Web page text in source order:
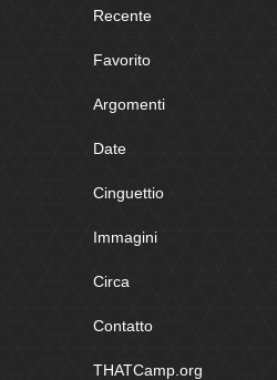
Recente
Favorito
Argomenti
Date
Cinguettio
Immagini
Circa
Contatto
THATCamp.org